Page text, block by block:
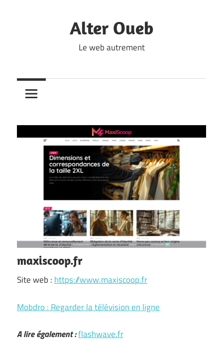
Alter Oueb
Le web autrement
maxiscoop.fr
Site web : https://www.maxiscoop.fr
Mobdro : Regarder la télévision en ligne
A lire également :flashwave.fr